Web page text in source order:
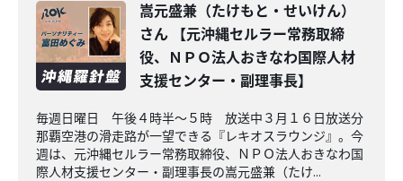
嵩元盛兼（たけもと・せいけん）
さん 【元沖縄セルラー常務取締
役、ＮＰＯ法人おきなわ国際人材
支援センター・副理事長】
毎週日曜日 午後４時半～５時 放送中３月１６日放送分
那覇空港の滑走路が一望できる『レキオスラウンジ』。今
週は、元沖縄セルラー常務取締役、ＮＰＯ法人おきなわ国
際人材支援センター・副理事長の嵩元盛兼（たけ...